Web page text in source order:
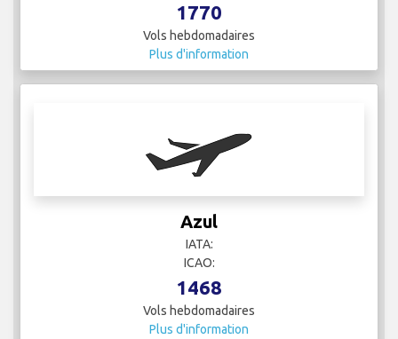
1770
Vols hebdomadaires
Plus d'information
Azul
IATA:
ICAO:
1468
Vols hebdomadaires
Plus d'information